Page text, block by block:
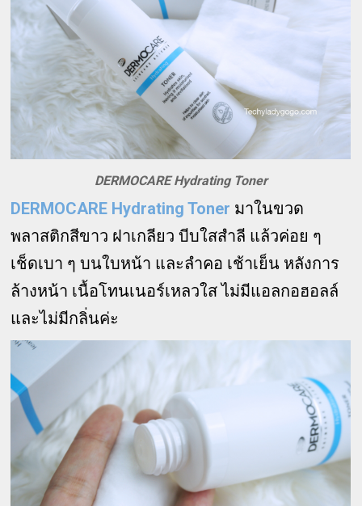
DERMOCARE Hydrating Toner
DERMOCARE Hydrating Toner มาในขวด
พลาสติกสีขาว ฝาเกลียว บีบใสสำลี แล้วค่อย ๆ
เช็ดเบา ๆ บนใบหน้า และลำคอ เช้าเย็น หลังการ
ล้างหน้า เนื้อโทนเนอร์เหลวใส ไม่มีแอลกอฮอลล์
และไม่มีกลิ่นค่ะ